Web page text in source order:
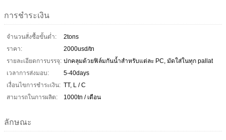
การชำระเงิน
จำนวนสั่งซื้อขั้นต่ำ:
2tons
ราคา:
2000usd/tn
รายละเอียดการบรรจุ: ปกคลุมด้วยฟิล์มกันน้ำสำหรับแต่ละ PC, มัดใส่ในทุก pallat
เวลาการส่งมอบ:
5-40days
เงื่อนไขการชำระเงิน: TT, L / C
สามารถในการผลิต:
1000tn / เดือน
ลักษณะ